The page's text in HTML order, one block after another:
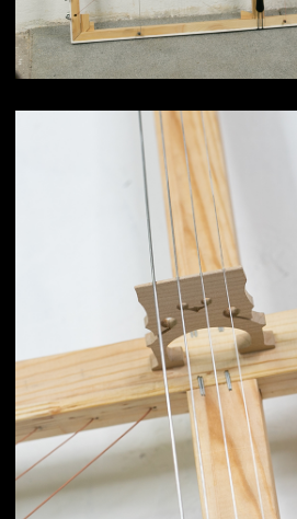
Объект «Струнный металлический»
700х560 мм / 4 струны